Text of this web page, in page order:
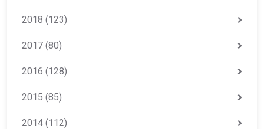
2018 (123)
2017 (80)
2016 (128)
2015 (85)
2014 (112)